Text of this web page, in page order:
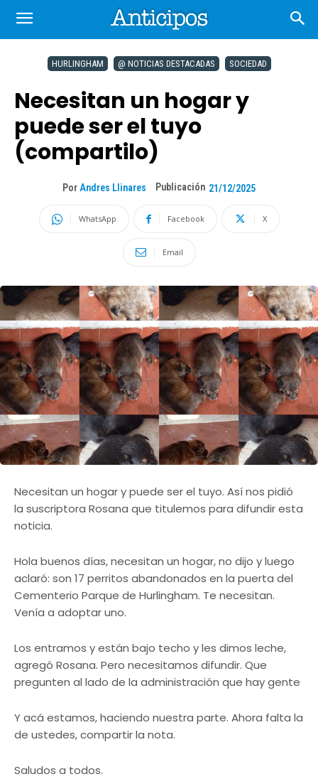
HURLINGHAM @ NOTICIAS DESTACADAS SOCIEDAD
Necesitan un hogar y
puede ser el tuyo
(compartilo)
Por Andres Llinares Publicación 21/12/2025
WhatsApp Facebook X
Email
Necesitan un hogar y puede ser el tuyo. Así nos pidió
la suscriptora Rosana que titulemos para difundir esta
noticia.
Hola buenos días, necesitan un hogar, no dijo y luego
aclaró: son 17 perritos abandonados en la puerta del
Cementerio Parque de Hurlingham. Te necesitan.
Venía a adoptar uno.
Los entramos y están bajo techo y les dimos leche,
agregó Rosana. Pero necesitamos difundir. Que
pregunten al lado de la administración que hay gente
Y acá estamos, haciendo nuestra parte. Ahora falta la
de ustedes, compartir la nota.
Saludos a todos.